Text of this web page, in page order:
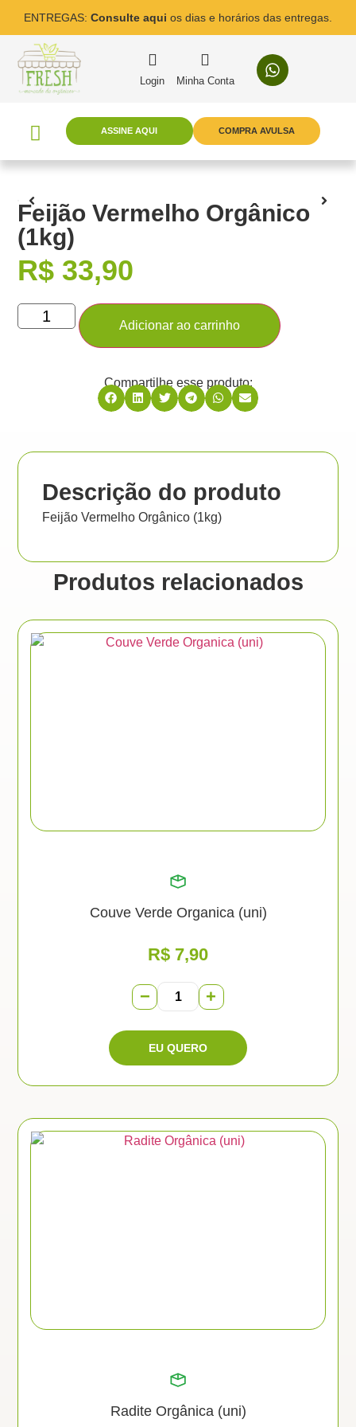
ENTREGAS: Consulte aqui os dias e horários das entregas.
Login Minha Conta
ASSINE AQUI COMPRA AVULSA
Feijão Vermelho Orgânico
(1kg)
R$ 33,90
Adicionar ao carrinho
Compartilhe esse produto:
Descrição do produto
Feijão Vermelho Orgânico (1kg)
Produtos relacionados
Couve Verde Organica (uni)
R$ 7,90
− +
Radite Orgânica (uni)